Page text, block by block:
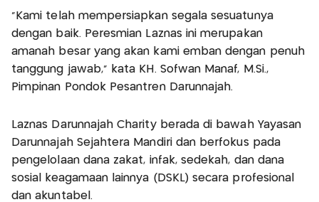
"Kami telah mempersiapkan segala sesuatunya
dengan baik. Peresmian Laznas ini merupakan
amanah besar yang akan kami emban dengan penuh
tanggung jawab," kata KH. Sofwan Manaf, M.Si.,
Pimpinan Pondok Pesantren Darunnajah.
Laznas Darunnajah Charity berada di bawah Yayasan
Darunnajah Sejahtera Mandiri dan berfokus pada
pengelolaan dana zakat, infak, sedekah, dan dana
sosial keagamaan lainnya (DSKL) secara profesional
dan akuntabel.